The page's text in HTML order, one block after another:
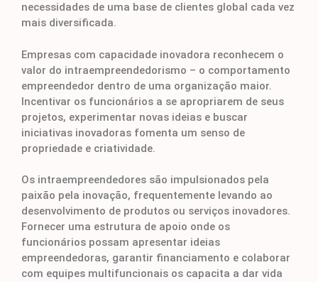
necessidades de uma base de clientes global cada vez
mais diversificada.
Empresas com capacidade inovadora reconhecem o
valor do intraempreendedorismo – o comportamento
empreendedor dentro de uma organização maior.
Incentivar os funcionários a se apropriarem de seus
projetos, experimentar novas ideias e buscar
iniciativas inovadoras fomenta um senso de
propriedade e criatividade.
Os intraempreendedores são impulsionados pela
paixão pela inovação, frequentemente levando ao
desenvolvimento de produtos ou serviços inovadores.
Fornecer uma estrutura de apoio onde os
funcionários possam apresentar ideias
empreendedoras, garantir financiamento e colaborar
com equipes multifuncionais os capacita a dar vida